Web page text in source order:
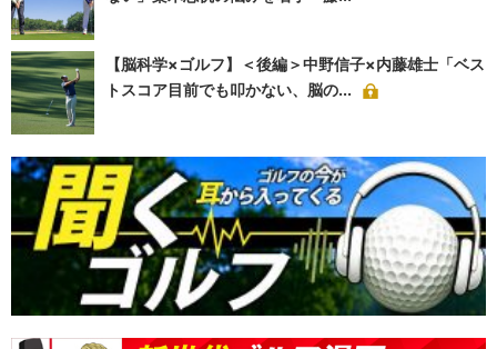
【脳科学×ゴルフ】＜後編＞中野信子×内藤雄士「ベス
トスコア目前でも叩かない、脳の...